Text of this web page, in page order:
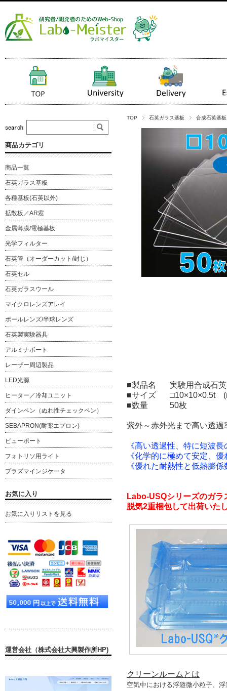
TOP 石英ガラス基板 合成石英基
■製品名
実験用合成石
■サイズ
□10×10×0.5t
■数量
50枚
紫外～赤外光まで高い透
《高い透過性、特に短波
《化学的に極めて安定、
《優れた耐熱性と低熱膨
Labo-USQシリーズのガ
脱気2重梱包して出荷いた
クリーンルームとは
空気中における浮遊微小粒子、
商品カテゴリ
商品一覧
石英ガラス基板
各種基板(石英以外)
拡散板／AR窓
金属薄膜/電極基板
光学フィルター
石英管（オーダーカット/封じ）
石英セル
石英ガラスウール
マイクロレンズアレイ
ボールレンズ/半球レンズ
石英製実験器具
アルミナボート
レーザー周辺製品
LED光源
ヒーター／冷却ユニット
ダインペン（ぬれ性チェックペン）
SEBAPRON(耐薬エプロン)
ビューポート
フォトリソ用ライト
プラズマインジケータ
お気に入り
お気に入りリストを見る
運営会社（株式会社大興製作所HP)